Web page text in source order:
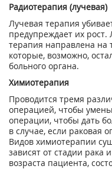
Радиотерапия (лучевая)
Лучевая терапия
предупреждает их
терапия направлена на
которые, возможно,
больного органа.
Химиотерапия
Проводится тремя
операцией, чтобы
операции, чтобы дать
в случае, если раковая
Видов химиотерапии
зависят от стадии рака
возраста пациента,